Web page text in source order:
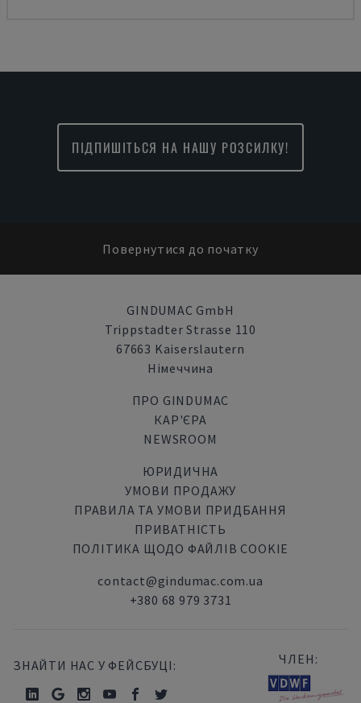
ПІДПИШІТЬСЯ НА НАШУ РОЗСИЛКУ!
Повернутися до початку
GINDUMAC GmbH
Trippstadter Strasse 110
67663 Kaiserslautern
Німеччина
ПРО GINDUMAC
КАР'ЄРА
NEWSROOM
ЮРИДИЧНА
УМОВИ ПРОДАЖУ
ПРАВИЛА ТА УМОВИ ПРИДБАННЯ
ПРИВАТНІСТЬ
ПОЛІТИКА ЩОДО ФАЙЛІВ COOKIE
contact@gindumac.com.ua
+380 68 979 3731
ЗНАЙТИ НАС У ФЕЙСБУЦІ: ЧЛЕН: